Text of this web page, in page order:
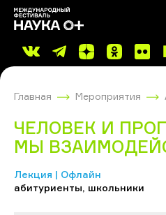
Главная Мероприятия
ЧЕЛОВЕК И
МЫ
Лекция | Офлайн
абитуриенты, школьники